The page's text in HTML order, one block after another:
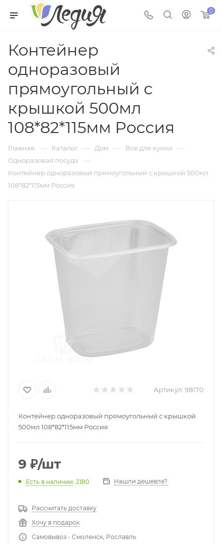
0
Контейнер
одноразовый
прямоугольный с
крышкой 500мл
108*82*115мм Россия
Главная — Каталог — Дом — Все для кухни —
Одноразовая посуда —
Контейнер одноразовый прямоугольный с крышкой 500мл
108*82*115мм Россия
Артикул: 98170
Контейнер одноразовый прямоугольный с крышкой
500мл 108*82*115мм Россия
9 ₽/шт
Есть в наличии: 2180 Нашли дешевле?
Рассчитать доставку
Хочу в подарок
Самовывоз - Смоленск, Рославль